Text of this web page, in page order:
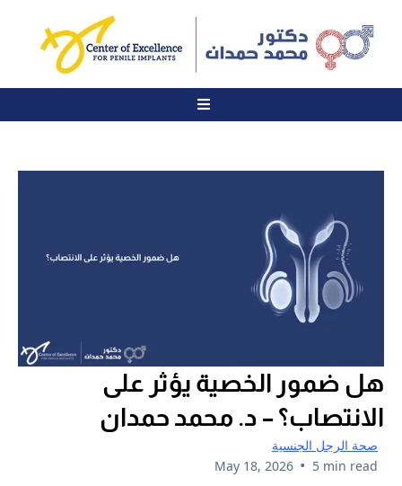
هل ضمور الخصية يؤثر على
الانتصاب؟ – د. محمد حمدان
صحة الرجل الجنسية
May 18, 2026 • 5 min read